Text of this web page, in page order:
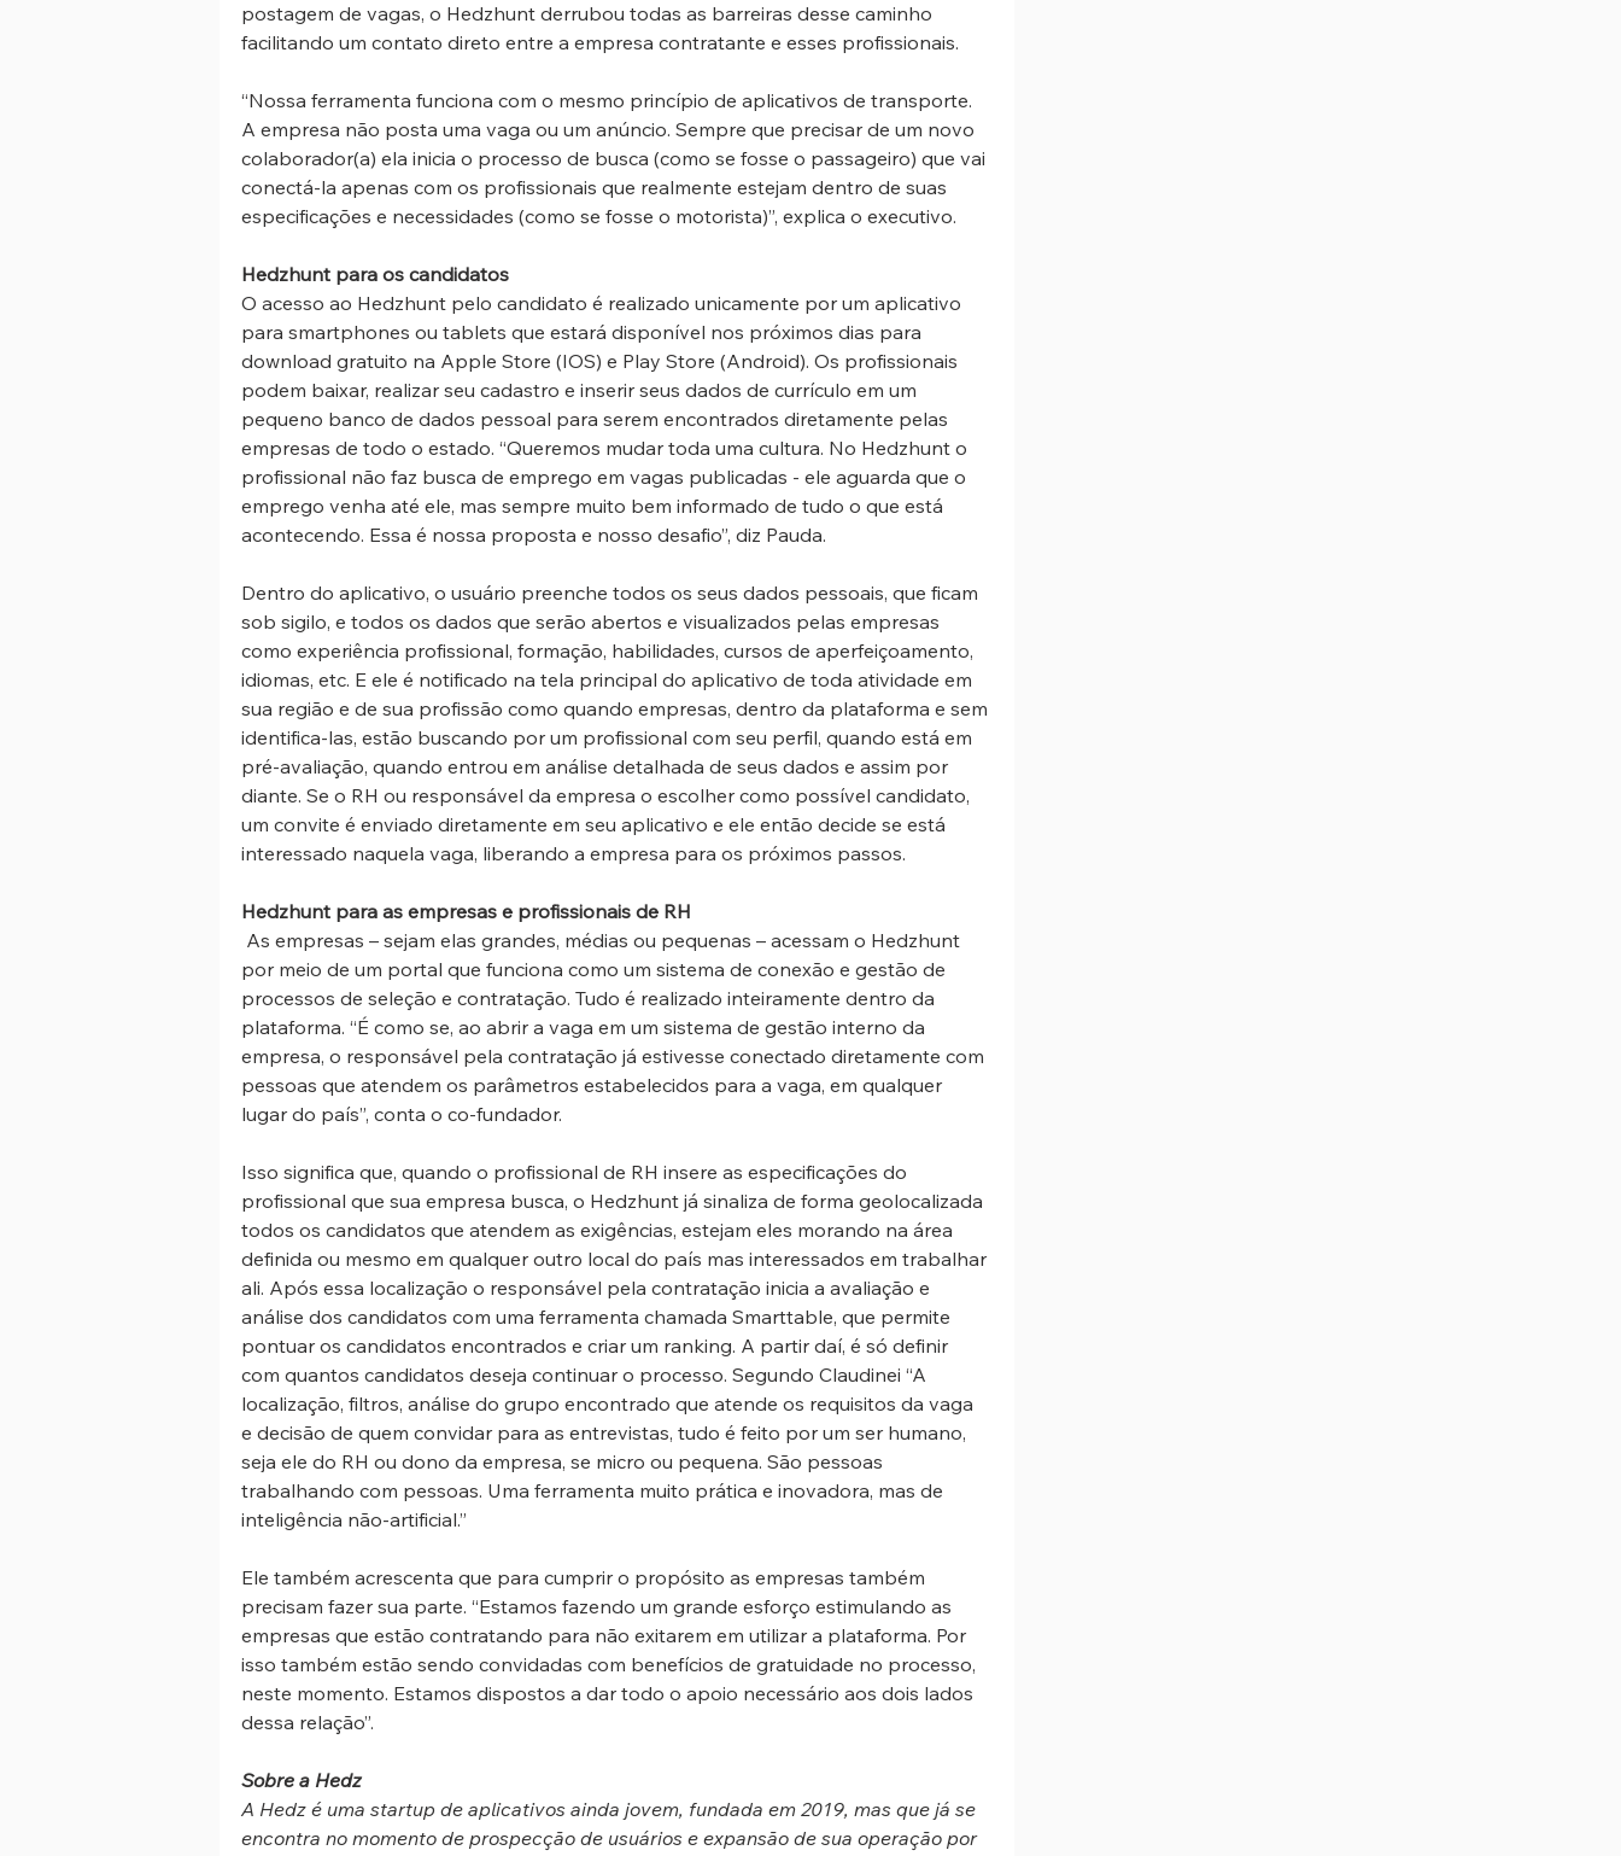
postagem de vagas, o Hedzhunt derrubou todas as barreiras desse caminho
facilitando um contato direto entre a empresa contratante e esses profissionais.
“Nossa ferramenta funciona com o mesmo princípio de aplicativos de transporte.
A empresa não posta uma vaga ou um anúncio. Sempre que precisar de um novo
colaborador(a) ela inicia o processo de busca (como se fosse o passageiro) que vai
conectá-la apenas com os profissionais que realmente estejam dentro de suas
especificações e necessidades (como se fosse o motorista)”, explica o executivo.
Hedzhunt para os candidatos
O acesso ao Hedzhunt pelo candidato é realizado unicamente por um aplicativo
para smartphones ou tablets que estará disponível nos próximos dias para
download gratuito na Apple Store (IOS) e Play Store (Android). Os profissionais
podem baixar, realizar seu cadastro e inserir seus dados de currículo em um
pequeno banco de dados pessoal para serem encontrados diretamente pelas
empresas de todo o estado. “Queremos mudar toda uma cultura. No Hedzhunt o
profissional não faz busca de emprego em vagas publicadas - ele aguarda que o
emprego venha até ele, mas sempre muito bem informado de tudo o que está
acontecendo. Essa é nossa proposta e nosso desafio”, diz Pauda.
Dentro do aplicativo, o usuário preenche todos os seus dados pessoais, que ficam
sob sigilo, e todos os dados que serão abertos e visualizados pelas empresas
como experiência profissional, formação, habilidades, cursos de aperfeiçoamento,
idiomas, etc. E ele é notificado na tela principal do aplicativo de toda atividade em
sua região e de sua profissão como quando empresas, dentro da plataforma e sem
identifica-las, estão buscando por um profissional com seu perfil, quando está em
pré-avaliação, quando entrou em análise detalhada de seus dados e assim por
diante. Se o RH ou responsável da empresa o escolher como possível candidato,
um convite é enviado diretamente em seu aplicativo e ele então decide se está
interessado naquela vaga, liberando a empresa para os próximos passos.
Hedzhunt para as empresas e profissionais de RH
por meio de um portal que funciona como um sistema de conexão e gestão de
processos de seleção e contratação. Tudo é realizado inteiramente dentro da
plataforma. “É como se, ao abrir a vaga em um sistema de gestão interno da
empresa, o responsável pela contratação já estivesse conectado diretamente com
pessoas que atendem os parâmetros estabelecidos para a vaga, em qualquer
lugar do país”, conta o co-fundador.
Isso significa que, quando o profissional de RH insere as especificações do
profissional que sua empresa busca, o Hedzhunt já sinaliza de forma geolocalizada
todos os candidatos que atendem as exigências, estejam eles morando na área
definida ou mesmo em qualquer outro local do país mas interessados em trabalhar
ali. Após essa localização o responsável pela contratação inicia a avaliação e
análise dos candidatos com uma ferramenta chamada Smarttable, que permite
pontuar os candidatos encontrados e criar um ranking. A partir daí, é só definir
com quantos candidatos deseja continuar o processo. Segundo Claudinei “A
localização, filtros, análise do grupo encontrado que atende os requisitos da vaga
e decisão de quem convidar para as entrevistas, tudo é feito por um ser humano,
seja ele do RH ou dono da empresa, se micro ou pequena. São pessoas
trabalhando com pessoas. Uma ferramenta muito prática e inovadora, mas de
inteligência não-artificial.”
Ele também acrescenta que para cumprir o propósito as empresas também
precisam fazer sua parte. “Estamos fazendo um grande esforço estimulando as
empresas que estão contratando para não exitarem em utilizar a plataforma. Por
isso também estão sendo convidadas com benefícios de gratuidade no processo,
neste momento. Estamos dispostos a dar todo o apoio necessário aos dois lados
dessa relação”.
Sobre a Hedz
A Hedz é uma startup de aplicativos ainda jovem, fundada em 2019, mas que já se
encontra no momento de prospecção de usuários e expansão de sua operação por